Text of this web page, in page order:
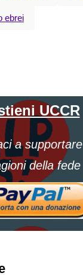
ebrei
UCCR
a supportare
della fede